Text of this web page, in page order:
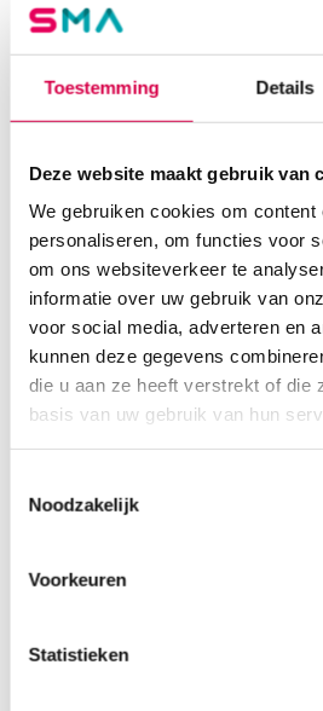
Toestemming Details
Deze website maakt gebruik van
We gebruiken cookies om content
personaliseren, om functies voor
om ons websiteverkeer te
informatie over uw gebruik van
voor social media, adverteren en
kunnen deze gegevens
die u aan ze heeft verstrekt of die
basis van uw gebruik van hun
Noodzakelijk
Voorkeuren
Statistieken
Onze klantenservice is bereikbaar van
Ook interessant